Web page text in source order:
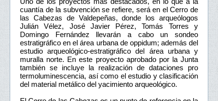
cuantía de la subvención se refiere, será en el Cerro de
las Cabezas de Valdepeñas, donde los arqueólogos
Julián Vélez, José Javier Pérez, Tomás Torres y
Domingo Fernández llevarán a cabo un sondeo
estratigráfico en el área urbana de oppidum; además del
estudio arqueológico-estratigráfico del área urbana y
muralla norte. En este proyecto aprobado por la Junta
también se incluye la realización de dataciones pro
termoluminescencia, así como el estudio y clasificación
del material metálico del yacimiento arqueológico.